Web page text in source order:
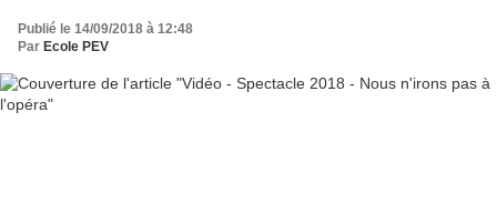
Publié le 14/09/2018 à 12:48
Par Ecole PEV